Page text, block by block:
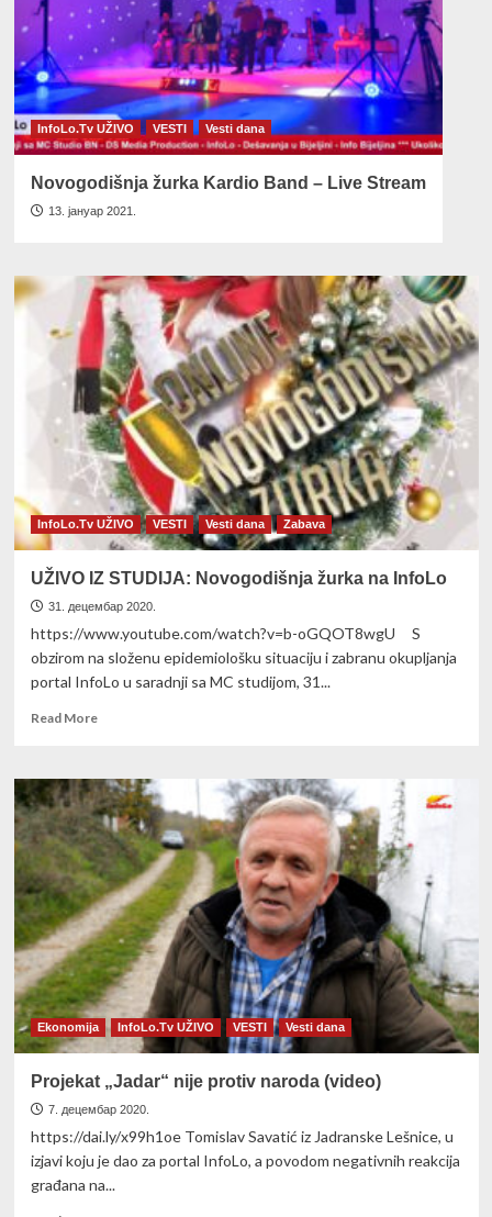
GRAD
18:00
(08.02.2021.)
InfoLo.Tv UŽIVO VESTI Vesti dana
Novogodišnja žurka Kardio Band – Live Stream
13. јануар 2021.
InfoLo.Tv UŽIVO VESTI Vesti dana Zabava
UŽIVO IZ STUDIJA: Novogodišnja žurka na InfoLo
31. децембар 2020.
https://www.youtube.com/watch?v=b-oGQOT8wgU S
obzirom na složenu epidemiološku situaciju i zabranu okupljanja
portal InfoLo u saradnji sa MC studijom, 31...
Read MoreRead
UŽIVO
IZ
STUDIJA:
Novogodišnja
žurka
na
InfoLo
Ekonomija InfoLo.Tv UŽIVO VESTI Vesti dana
Projekat „Jadar“ nije protiv naroda (video)
7. децембар 2020.
https://dai.ly/x99h1oe Tomislav Savatić iz Jadranske Lešnice, u
izjavi koju je dao za portal InfoLo, a povodom negativnih reakcija
građana na...